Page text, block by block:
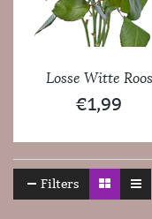
Losse Witte Roos
€1,99
Filters